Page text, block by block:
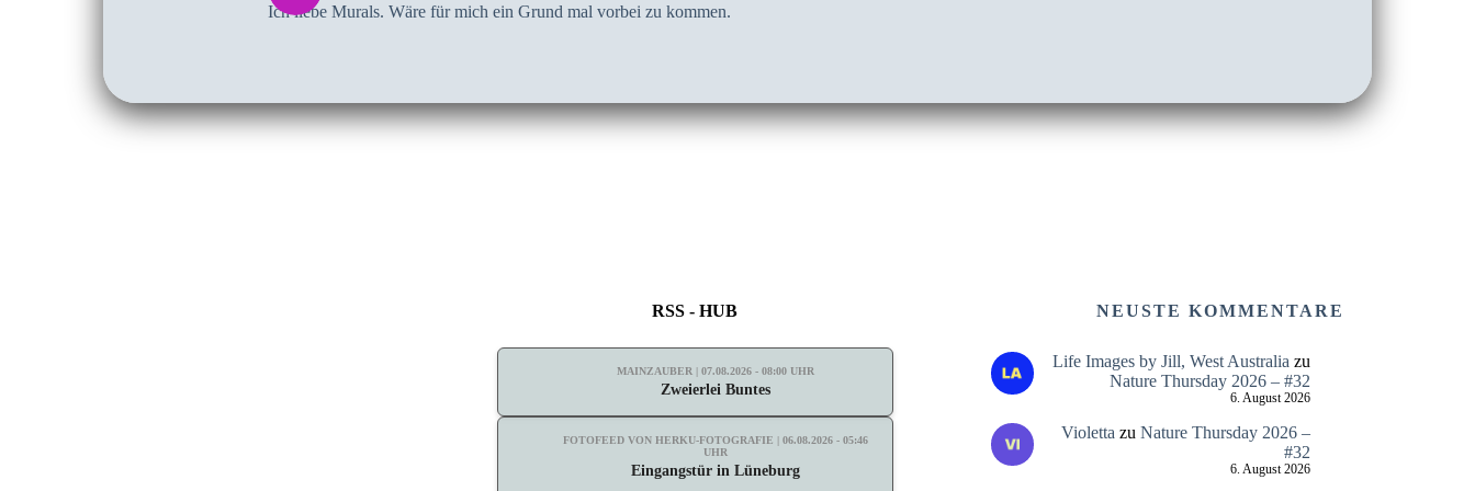
Ich liebe Murals. Wäre für mich ein Grund mal vorbei zu kommen.
RSS - HUB
MAINZAUBER | 07.08.2026 - 08:00 UHR
Zweierlei Buntes
FOTOFEED VON HERKU-FOTOGRAFIE | 06.08.2026 - 05:46
UHR
Eingangstür in Lüneburg
NEUSTE KOMMENTARE
Life Images by Jill, West Australia zu
Nature Thursday 2026 – #32
6. August 2026
Violetta zu Nature Thursday 2026 –
#32
6. August 2026